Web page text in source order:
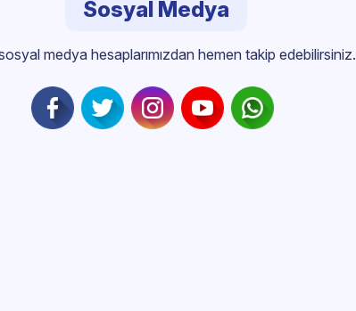
Sosyal Medya
medya hesaplarımızdan hemen takip edebilirsiniz.